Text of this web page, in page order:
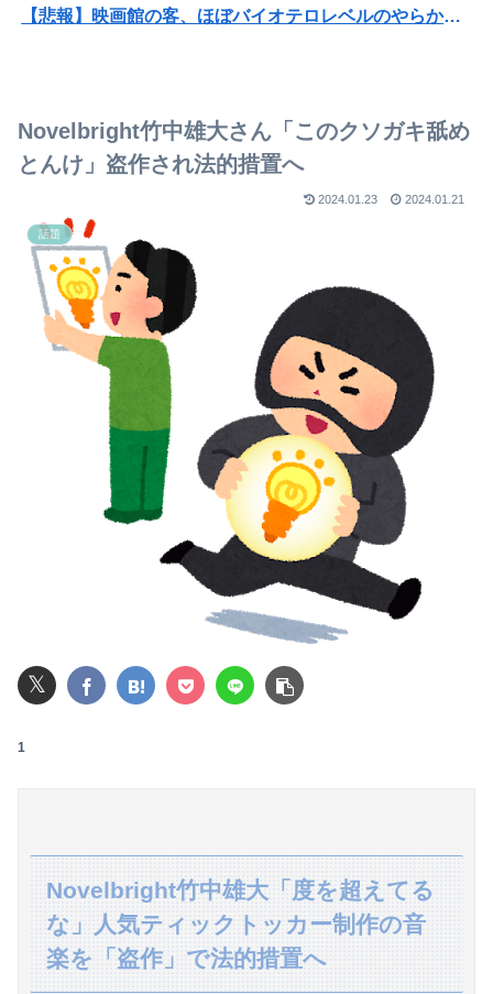
【悲報】映画館の客、ほぼバイオテロレベルのやらかしで観客が避難する事態にｗｗｗｗ
【悲報】隣家の室外機バトル、限界突破
【画像】 水着ももち(～25歳)
【画像】女優・夏菜、ロンハーで無防備パン●ラ
Novelbright竹中雄大さん「このクソガキ舐め
とんけ」盗作され法的措置へ
2024.01.23 2024.01.21
話題
𝕏
1
Novelbright竹中雄大「度を超えてる
な」人気ティックトッカー制作の音
楽を「盗作」で法的措置へ